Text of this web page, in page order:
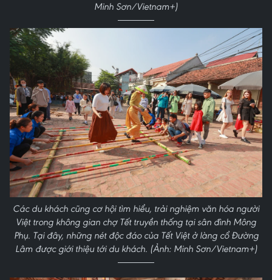
Minh Sơn/Vietnam+)
Các du khách cũng cơ hội tìm hiểu, trải nghiệm văn hóa người
Việt trong không gian chợ Tết truyền thống tại sân đình Mông
Phụ. Tại đây, những nét độc đáo của Tết Việt ở làng cổ Đường
Lâm được giới thiệu tới du khách. (Ảnh: Minh Sơn/Vietnam+)